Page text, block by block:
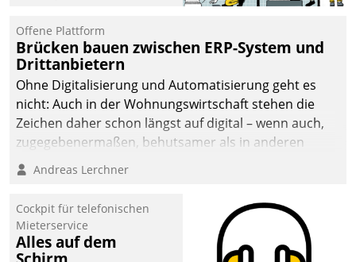
Jahresbeginn eine
Überblick, Einsicht und
Eingriff bietende Lösung.
Zur Entwicklung setzte
man auf
Cloudtechnologie,
bewährte und Startup-
agile Projektmethoden.
Offene Plattform
Brücken bauen zwischen ERP-System und
Drittanbietern
Ohne Digitalisierung und Automatisierung geht es
nicht: Auch in der Wohnungswirtschaft stehen die
Zeichen daher schon längst auf digital – wenn auch,
zugegebenermaßen, behutsamer als in anderen
Branchen.
Andreas Lerchner
Cockpit für telefonischen
Mieterservice
Alles auf dem